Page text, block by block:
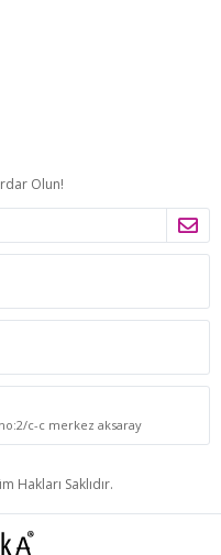
Olun!
c-c merkez aksaray
Hakları Saklıdır.